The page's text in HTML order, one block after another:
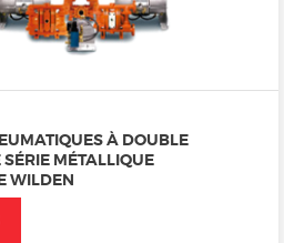
À DOUBLE
MÉTALLIQUE
WILDEN